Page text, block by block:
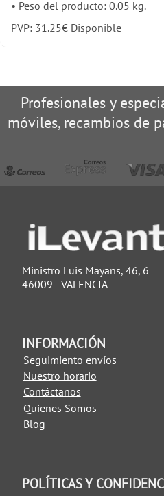
• Peso del producto: 0.05 kg.
PVP: 31.25€ Disponible
Profesionales y
móviles, recambios de
Ministro Luis Mayans, 46, 6
46009 - VALENCIA
INFORMACIÓN
Seguimiento envíos
Nuestro horario
Contáctanos
Quienes Somos
Blog
POLÍTICAS Y